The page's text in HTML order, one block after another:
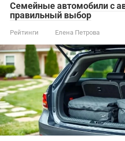
Семейные автомобили с
правильный выбор
Рейтинги Елена Петрова